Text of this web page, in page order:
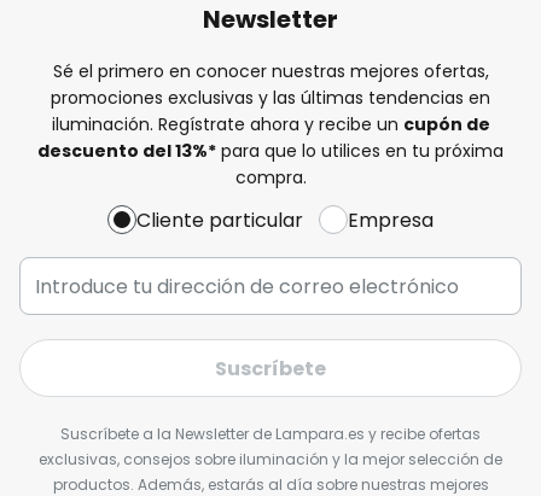
Newsletter
Sé el primero en conocer nuestras mejores ofertas,
promociones exclusivas y las últimas tendencias en
iluminación. Regístrate ahora y recibe un cupón de
descuento del13%* para que lo utilices en tu próxima
compra.
Cliente particular Empresa
Suscríbete
Suscríbete a la Newsletter de Lampara.es y recibe ofertas
exclusivas, consejos sobre iluminación y la mejor selección de
productos. Además, estarás al día sobre nuestras mejores